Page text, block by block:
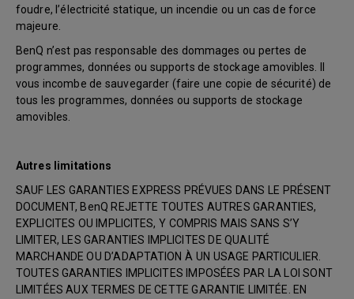
foudre, l’électricité statique, un incendie ou un cas de force
majeure.
BenQ n’est pas responsable des dommages ou pertes de
programmes, données ou supports de stockage amovibles. Il
vous incombe de sauvegarder (faire une copie de sécurité) de
tous les programmes, données ou supports de stockage
amovibles.
Autres limitations
SAUF LES GARANTIES EXPRESS PRÉVUES DANS LE PRÉSENT
DOCUMENT, BenQ REJETTE TOUTES AUTRES GARANTIES,
EXPLICITES OU IMPLICITES, Y COMPRIS MAIS SANS S’Y
LIMITER, LES GARANTIES IMPLICITES DE QUALITÉ
MARCHANDE OU D’ADAPTATION À UN USAGE PARTICULIER.
TOUTES GARANTIES IMPLICITES IMPOSÉES PAR LA LOI SONT
LIMITÉES AUX TERMES DE CETTE GARANTIE LIMITÉE. EN